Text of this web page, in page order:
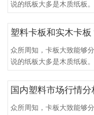
说的纸板大多是木质纸板
塑料卡板和实木卡板
众所周知，卡板大致能够
说的纸板大多是木质纸板
国内塑料市场行情分
众所周知，卡板大致能够